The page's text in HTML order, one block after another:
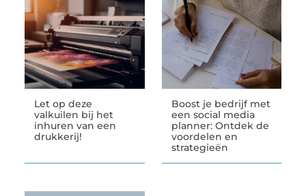
Let op deze
valkuilen bij het
inhuren van een
drukkerij!
Boost je bedrijf met
een social media
planner: Ontdek de
voordelen en
strategieën